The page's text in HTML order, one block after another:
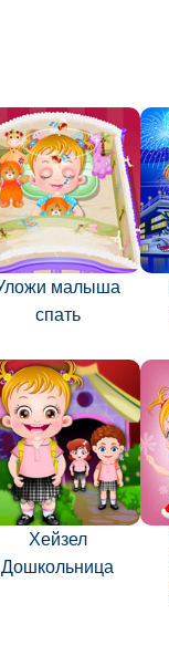
малыша
спать
Хейзел
Дошкольница